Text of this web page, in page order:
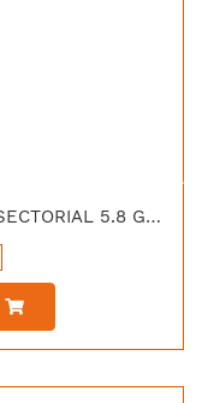
[AM-5G16-120] UBIQUITI ANTENA SECTORIAL 5.8 GHZ 16DBI 120° 2X2 MIMO AIRMAX